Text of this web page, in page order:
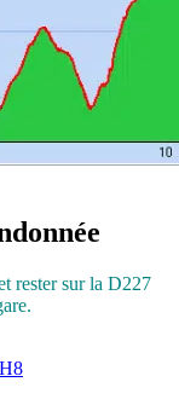
rester sur la D227